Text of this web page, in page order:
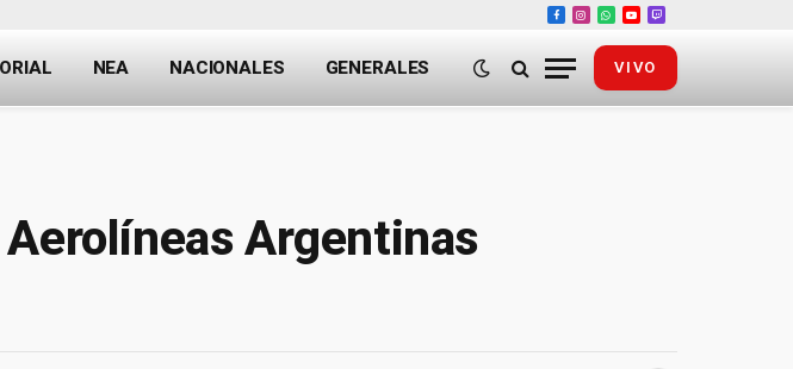
Facebook
Instagram
WhatsApp
YouTube
Twitch
NEA NACIONALES GENERALES VIVO
Argentinas